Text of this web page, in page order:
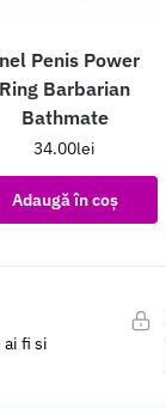
Penis Power
Ring Barbarian
Bathmate
34.00lei
Adaugă în coș
fi si